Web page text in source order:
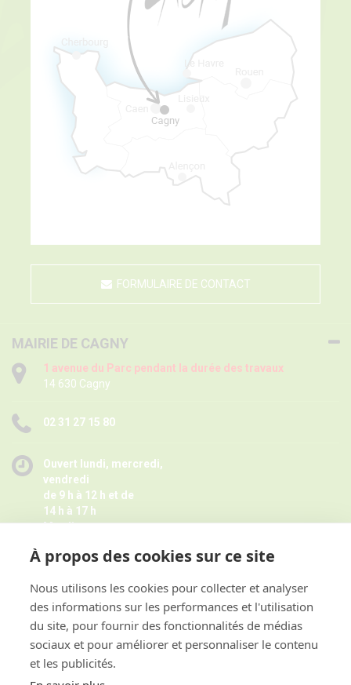
FORMULAIRE DE CONTACT
MAIRIE DE CAGNY
1 avenue du Parc pendant la durée des travaux
14 630 Cagny
02 31 27 15 80
Ouvert lundi, mercredi,
vendredi
de 9 h à 12 h et de
14 h à 17 h
Mardi
Jeudi de 14 h à 17 h -Fermé pendant les petites vacances
Horaires juillet août ici
et sur rendez-vous
ACCES RAPIDE
À propos des cookies sur ce site
Nous utilisons les cookies pour collecter et analyser
des informations sur les performances et l'utilisation
du site, pour fournir des fonctionnalités de médias
sociaux et pour améliorer et personnaliser le contenu
et les publicités.